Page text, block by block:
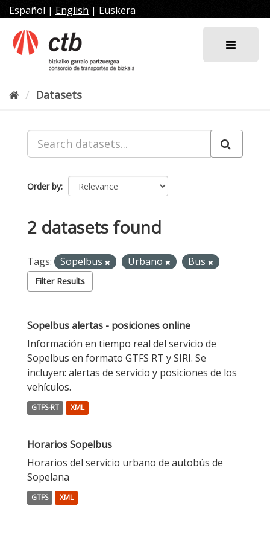
Skip
to
content
Español | English | Euskera
Datasets
Order by
2 datasets found
Tags: Sopelbus Urbano Bus
Filter Results
Sopelbus alertas - posiciones online
Información en tiempo real del servicio de
Sopelbus en formato GTFS RT y SIRI. Se
incluyen: alertas de servicio y posiciones de los
vehículos.
GTFS-RT XML
Horarios Sopelbus
Horarios del servicio urbano de autobús de
Sopelana
GTFS XML